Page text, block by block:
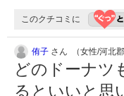
このクチコミに
侑子 さん （女性/河北
どのドーナツ
るといいと思